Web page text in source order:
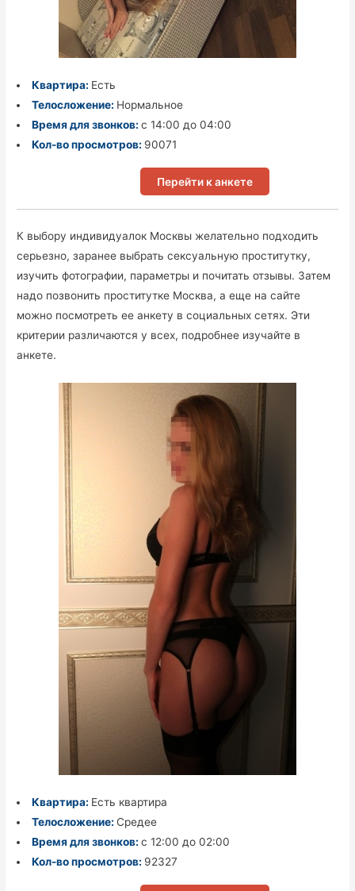
Квартира: Есть
Телосложение: Нормальное
Время для звонков: с 14:00 до 04:00
Кол-во просмотров: 90071
Перейти к анкете
К выбору индивидуалок Москвы желательно подходить
серьезно, заранее выбрать сексуальную проститутку,
изучить фотографии, параметры и почитать отзывы. Затем
надо позвонить проститутке Москва, а еще на сайте
можно посмотреть ее анкету в социальных сетях. Эти
критерии различаются у всех, подробнее изучайте в
анкете.
Квартира: Есть квартира
Телосложение: Средее
Время для звонков: с 12:00 до 02:00
Кол-во просмотров: 92327